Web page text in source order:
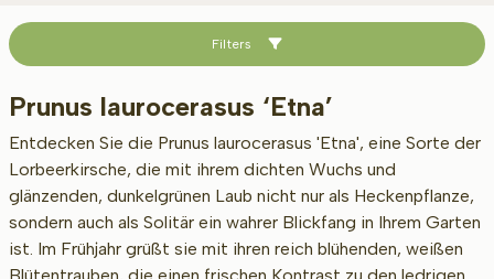
Sortieren nach
Wurzel-Typ
Filters
Prunus laurocerasus ‘Etna’
Entdecken Sie die Prunus laurocerasus 'Etna', eine Sorte der
Lorbeerkirsche, die mit ihrem dichten Wuchs und
glänzenden, dunkelgrünen Laub nicht nur als Heckenpflanze,
sondern auch als Solitär ein wahrer Blickfang in Ihrem Garten
ist. Im Frühjahr grüßt sie mit ihren reich blühenden, weißen